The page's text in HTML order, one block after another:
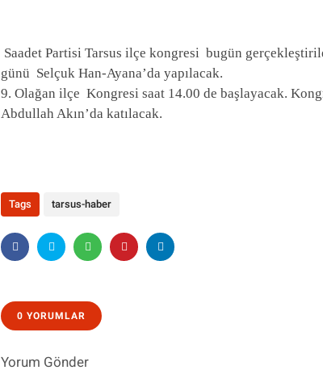
Saadet Partisi Tarsus ilçe kongresi bugün
günü Selçuk Han-Ayana’da yapılacak.
9. Olağan ilçe Kongresi saat 14.00 de başlayacak.
Abdullah Akın’da katılacak.
Tags tarsus-haber
0 YORUMLAR
Yorum Gönder